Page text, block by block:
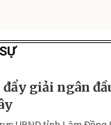
giải ngân